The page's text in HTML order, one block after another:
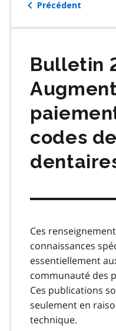
Précédent
Bulletin
codes
Ces
connaissances
essentiellement
communauté des
Ces publications
seulement en
technique.